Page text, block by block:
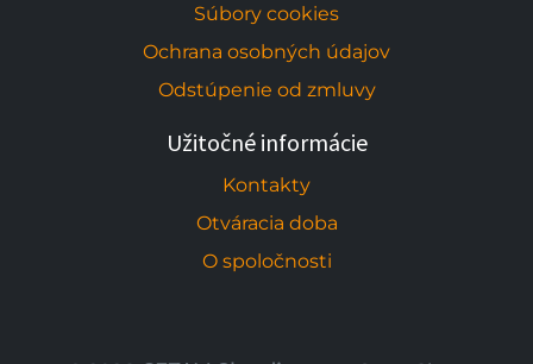
Súbory cookies
Ochrana osobných údajov
Odstúpenie od zmluvy
Užitočné informácie
Kontakty
Otváracia doba
O spoločnosti